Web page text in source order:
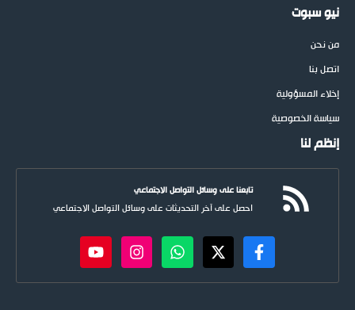
نيو سبوت
من نحن
اتصل بنا
إخلاء المسؤولية
سياسة الخصوصية
إنظم لنا
تابعنا على وسائل التواصل الاجتماعي
احصل على آخر التحديثات على وسائل التواصل الاجتماعي